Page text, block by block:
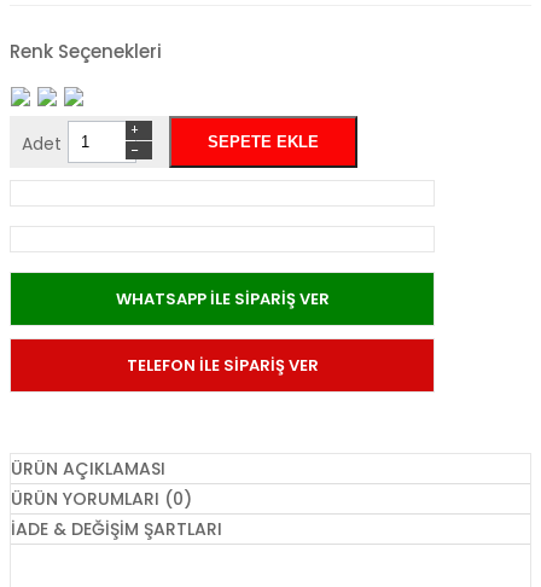
Renk Seçenekleri
Adet −
+
WHATSAPP İLE SİPARİŞ VER
TELEFON İLE SİPARİŞ VER
ÜRÜN AÇIKLAMASI
ÜRÜN YORUMLARI (0)
İADE & DEĞIŞIM ŞARTLARI